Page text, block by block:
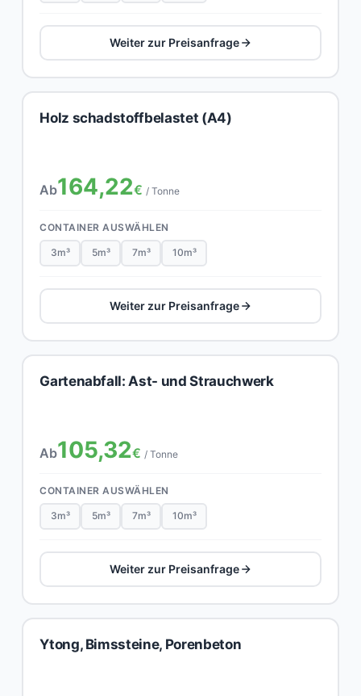
Weiter zur Preisanfrage
Holz schadstoffbelastet (A4)
Ab164,22€ / Tonne
CONTAINER AUSWÄHLEN
3m³ 5m³ 7m³ 10m³
Weiter zur Preisanfrage
Gartenabfall: Ast- und Strauchwerk
Ab105,32€ / Tonne
CONTAINER AUSWÄHLEN
3m³ 5m³ 7m³ 10m³
Weiter zur Preisanfrage
Ytong, Bimssteine, Porenbeton